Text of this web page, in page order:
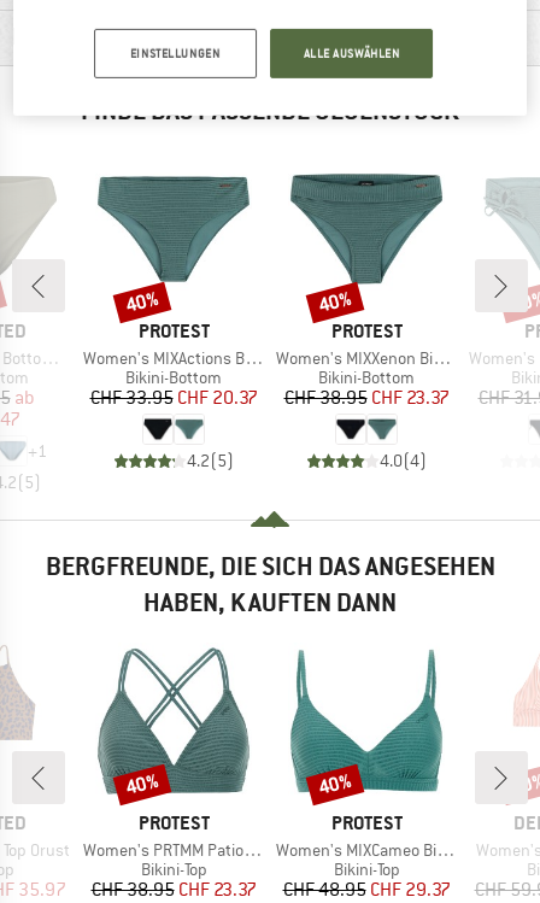
MATERIALINFOS & FEATURES
FINDE DAS PASSENDE GEGENSTÜCK
Sanda
Preis
ab
+1
( 5)
MARKE
PROTEST
Artikel
Women's MIXActions Bikini Bottom
Produktgruppe
Bikini-Bottom
Preis
CHF 33.95reduzierter Preis
CHF 20.37
4.2(5)
Rabatt
40%
MARKE
PROTEST
Artikel
Women's MIXXenon Bikini Bottom
Produktgruppe
Bikini-Bottom
Preis
CHF 38.95reduzierter Preis
CHF 23.37
4.0(4)
Rabatt
40%
Artikel
Women's
CHF
BERGFREUNDE, DIE SICH DAS ANGESEHEN
HABEN, KAUFTEN DANN
Orust
Preis
35.97
MARKE
PROTEST
Artikel
Women's PRTMM Patio Triangle
Produktgruppe
Bikini-Top
Preis
CHF 38.95reduzierter Preis
CHF 23.37
Rabatt
40%
MARKE
PROTEST
Artikel
Women's MIXCameo Bikini Top BCD-Cup
Produktgruppe
Bikini-Top
Preis
CHF 48.95reduzierter Preis
CHF 29.37
Rabatt
40%
Artikel
CHF
EINSTELLUNGEN ALLE AUSWÄHLEN